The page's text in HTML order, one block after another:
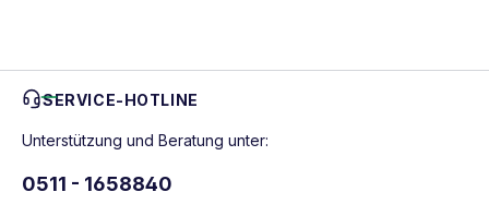
SERVICE-HOTLINE
Unterstützung und Beratung unter:
0511 - 1658840